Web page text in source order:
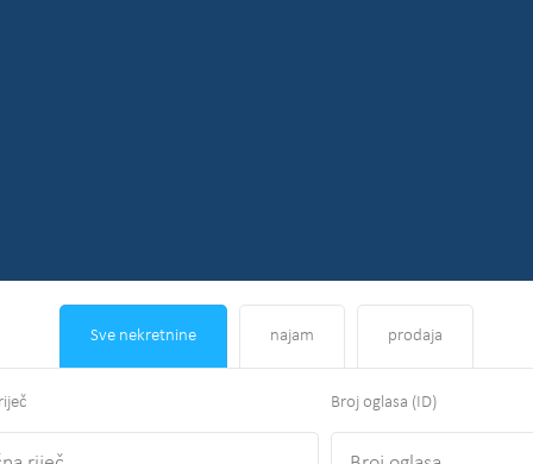
Sve nekretnine najam prodaja
Broj oglasa (ID)